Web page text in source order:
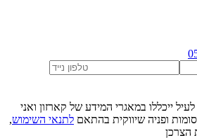
ייכללו במאגרי המידע של קארזון ואני
ופניה שיווקית בהתאם לתנאי השימוש,
הצרכן